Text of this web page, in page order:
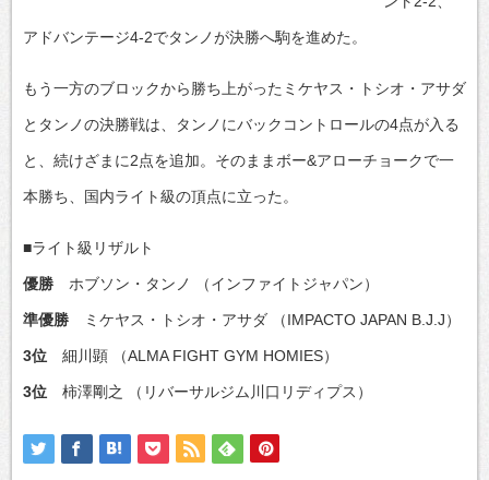
アドバンテージ4-2でタンノが決勝へ駒を進めた。
もう一方のブロックから勝ち上がったミケヤス・トシオ・アサダ
とタンノの決勝戦は、タンノにバックコントロールの4点が入る
と、続けざまに2点を追加。そのままボー&アローチョークで一
本勝ち、国内ライト級の頂点に立った。
■ライト級リザルト
優勝 ホブソン・タンノ （インファイトジャパン）
準優勝 ミケヤス・トシオ・アサダ （IMPACTO JAPAN B.J.J）
3位 細川顕 （ALMA FIGHT GYM HOMIES）
3位 柿澤剛之 （リバーサルジム川口リディプス）